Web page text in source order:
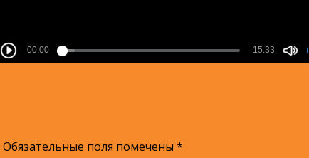
Обязательные поля помечены *